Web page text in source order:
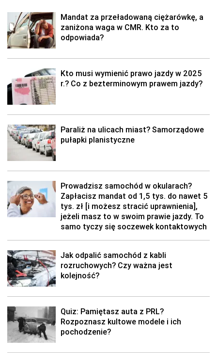
Mandat za przeładowaną ciężarówkę, a
zaniżona waga w CMR. Kto za to
odpowiada?
Kto musi wymienić prawo jazdy w 2025
r.? Co z bezterminowym prawem jazdy?
Paraliż na ulicach miast? Samorządowe
pułapki planistyczne
Prowadzisz samochód w okularach?
Zapłacisz mandat od 1,5 tys. do nawet 5
tys. zł [i możesz stracić uprawnienia],
jeżeli masz to w swoim prawie jazdy. To
samo tyczy się soczewek kontaktowych
Jak odpalić samochód z kabli
rozruchowych? Czy ważna jest
kolejność?
Quiz: Pamiętasz auta z PRL?
Rozpoznasz kultowe modele i ich
pochodzenie?